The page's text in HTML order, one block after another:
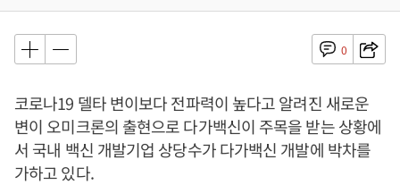
0
코로나19 델타 변이보다 전파력이 높다고 알려진 새로운
변이 오미크론의 출현으로 다가백신이 주목을 받는 상황에
서 국내 백신 개발기업 상당수가 다가백신 개발에 박차를
가하고 있다.